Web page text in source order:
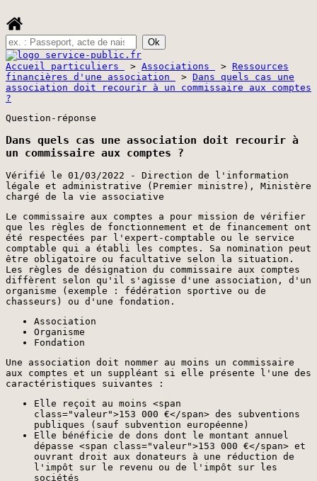
Accueil particuliers > Associations > Ressources
financières d'une association
> Dans quels cas une
association doit recourir à un commissaire aux comptes
?
Question-réponse
Dans quels cas une association doit recourir à
un commissaire aux comptes ?
Vérifié le 01/03/2022 - Direction de l'information
légale et administrative (Premier ministre), Ministère
chargé de la vie associative
Le commissaire aux comptes a pour mission de vérifier
que les règles de fonctionnement et de financement ont
été respectées par l'expert-comptable ou le service
comptable qui a établi les comptes. Sa nomination peut
être obligatoire ou facultative selon la situation.
Les règles de désignation du commissaire aux comptes
diffèrent selon qu'il s'agisse d'une association, d'un
organisme (exemple : fédération sportive ou de
chasseurs) ou d'une fondation.
Association
Organisme
Fondation
Une association doit nommer au moins un commissaire
aux comptes et un suppléant si elle présente l'une des
caractéristiques suivantes :
Elle reçoit au moins <span
class="valeur">153 000 €</span> des subventions
publiques (sauf subvention européenne)
Elle bénéficie de dons dont le montant annuel
dépasse <span class="valeur">153 000 €</span> et
ouvrant droit aux donateurs à une réduction de
l'impôt sur le revenu ou de l'impôt sur les
sociétés